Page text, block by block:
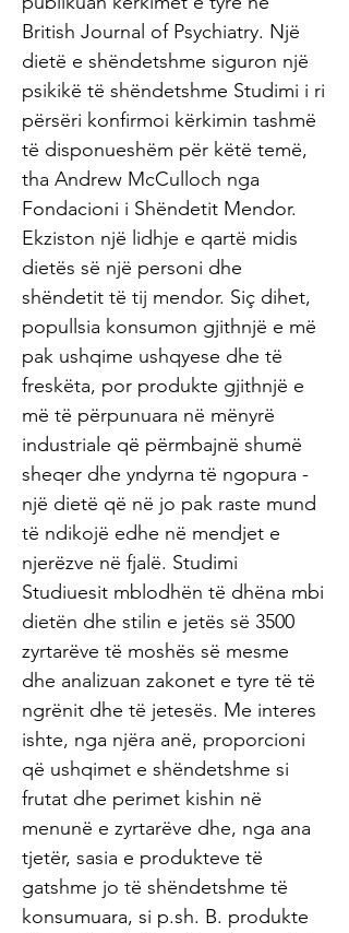
British Journal of Psychiatry. Një
dietë e shëndetshme siguron një
psikikë të shëndetshme Studimi i ri
përsëri konfirmoi kërkimin tashmë
të disponueshëm për këtë temë,
tha Andrew McCulloch nga
Fondacioni i Shëndetit Mendor.
Ekziston një lidhje e qartë midis
dietës së një personi dhe
shëndetit të tij mendor. Siç dihet,
popullsia konsumon gjithnjë e më
pak ushqime ushqyese dhe të
freskëta, por produkte gjithnjë e
më të përpunuara në mënyrë
industriale që përmbajnë shumë
sheqer dhe yndyrna të ngopura -
një dietë që në jo pak raste mund
të ndikojë edhe në mendjet e
njerëzve në fjalë. Studimi
Studiuesit mblodhën të dhëna mbi
dietën dhe stilin e jetës së 3500
zyrtarëve të moshës së mesme
dhe analizuan zakonet e tyre të të
ngrënit dhe të jetesës. Me interes
ishte, nga njëra anë, proporcioni
që ushqimet e shëndetshme si
frutat dhe perimet kishin në
menunë e zyrtarëve dhe, nga ana
tjetër, sasia e produkteve të
gatshme jo të shëndetshme të
konsumuara, si p.sh. B. produkte